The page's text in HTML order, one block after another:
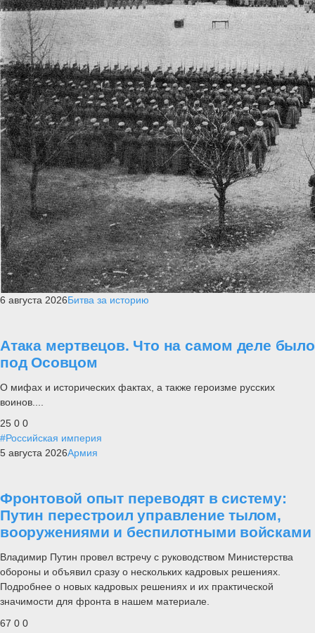
6 августа 2026Битва за историю
Атака мертвецов. Что на самом деле было
под Осовцом
О мифах и исторических фактах, а также героизме русских
воинов....
25 0 0
#Российская империя
5 августа 2026Армия
Фронтовой опыт переводят в систему:
Путин перестроил управление тылом,
вооружениями и беспилотными войсками
Владимир Путин провел встречу с руководством Министерства
обороны и объявил сразу о нескольких кадровых решениях.
Подробнее о новых кадровых решениях и их практической
значимости для фронта в нашем материале.
67 0 0